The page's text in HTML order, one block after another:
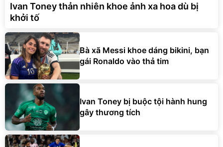
Ivan Toney thản nhiên khoe ảnh xa hoa dù bị
khởi tố
Bà xã Messi khoe dáng bikini, bạn
gái Ronaldo vào thả tim
Ivan Toney bị buộc tội hành hung
gây thương tích